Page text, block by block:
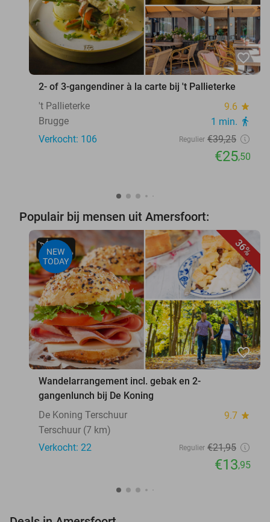
favorite_border
2- of 3-gangendiner à la carte bij 't Pallieterke
't Pallieterke
9.6 star
Brugge 1 min. directions_walk
Verkocht: 106 Regulier €39,25
€25,50
Populair bij mensen uit Amersfoort:
36%
NEW
TODAY
favorite_border
Wandelarrangement incl. gebak en 2-
gangenlunch bij De Koning
De Koning Terschuur
9.7 star
Terschuur (7 km)
Verkocht: 22
Regulier €21,95
€13,95